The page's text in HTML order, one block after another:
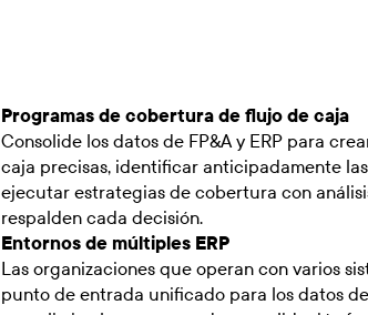
Programas de cobertura de flujo de caja
Consolide los datos de FP&A y ERP para
caja precisas, identificar anticipadamente
ejecutar estrategias de cobertura con
respalden cada decisión.
Entornos de múltiples ERP
Las organizaciones que operan con varios
punto de entrada unificado para los datos